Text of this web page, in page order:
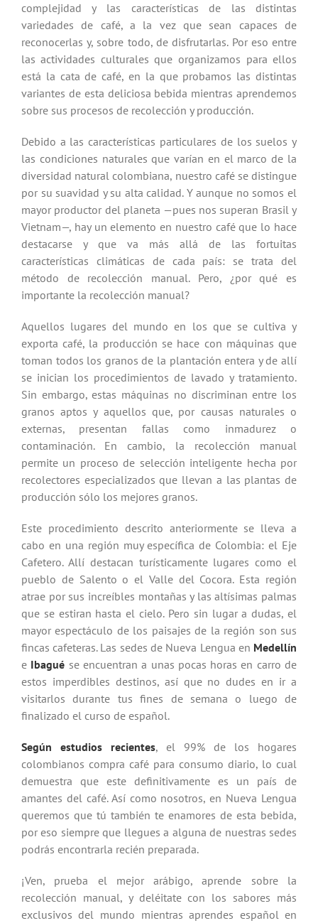
complejidad y las características de las distintas
variedades de café, a la vez que sean capaces de
reconocerlas y, sobre todo, de disfrutarlas. Por eso entre
las actividades culturales que organizamos para ellos
está la cata de café, en la que probamos las distintas
variantes de esta deliciosa bebida mientras aprendemos
sobre sus procesos de recolección y producción.
Debido a las características particulares de los suelos y
las condiciones naturales que varían en el marco de la
diversidad natural colombiana, nuestro café se distingue
por su suavidad y su alta calidad. Y aunque no somos el
mayor productor del planeta —pues nos superan Brasil y
Vietnam—, hay un elemento en nuestro café que lo hace
destacarse y que va más allá de las fortuitas
características climáticas de cada país: se trata del
método de recolección manual. Pero, ¿por qué es
importante la recolección manual?
Aquellos lugares del mundo en los que se cultiva y
exporta café, la producción se hace con máquinas que
toman todos los granos de la plantación entera y de allí
se inician los procedimientos de lavado y tratamiento.
Sin embargo, estas máquinas no discriminan entre los
granos aptos y aquellos que, por causas naturales o
externas, presentan fallas como inmadurez o
contaminación. En cambio, la recolección manual
permite un proceso de selección inteligente hecha por
recolectores especializados que llevan a las plantas de
producción sólo los mejores granos.
Este procedimiento descrito anteriormente se lleva a
cabo en una región muy específica de Colombia: el Eje
Cafetero. Allí destacan turísticamente lugares como el
pueblo de Salento o el Valle del Cocora. Esta región
atrae por sus increíbles montañas y las altísimas palmas
que se estiran hasta el cielo. Pero sin lugar a dudas, el
mayor espectáculo de los paisajes de la región son sus
fincas cafeteras. Las sedes de Nueva Lengua en Medellín
e Ibagué se encuentran a unas pocas horas en carro de
estos imperdibles destinos, así que no dudes en ir a
visitarlos durante tus fines de semana o luego de
finalizado el curso de español.
Según estudios recientes, el 99% de los hogares
colombianos compra café para consumo diario, lo cual
demuestra que este definitivamente es un país de
amantes del café. Así como nosotros, en Nueva Lengua
queremos que tú también te enamores de esta bebida,
por eso siempre que llegues a alguna de nuestras sedes
podrás encontrarla recién preparada.
¡Ven, prueba el mejor arábigo, aprende sobre la
recolección manual, y deléitate con los sabores más
exclusivos del mundo mientras aprendes español en